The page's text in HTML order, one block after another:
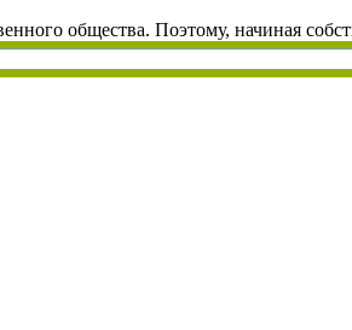
общества. Поэтому, начиная